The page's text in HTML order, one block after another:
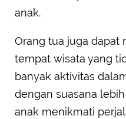
anak.
Orang tua juga dapat
tempat wisata yang
banyak aktivitas
dengan suasana
anak menikmati